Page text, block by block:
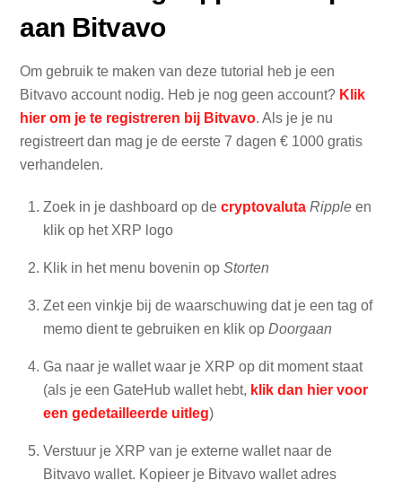
aan Bitvavo
Om gebruik te maken van deze tutorial heb je een
Bitvavo account nodig. Heb je nog geen account? Klik
hier om je te registreren bij Bitvavo. Als je je nu
registreert dan mag je de eerste 7 dagen € 1000 gratis
verhandelen.
Zoek in je dashboard op de cryptovaluta Ripple en
klik op het XRP logo
Klik in het menu bovenin op Storten
Zet een vinkje bij de waarschuwing dat je een tag of
memo dient te gebruiken en klik op Doorgaan
Ga naar je wallet waar je XRP op dit moment staat
(als je een GateHub wallet hebt, klik dan hier voor
een gedetailleerde uitleg)
Verstuur je XRP van je externe wallet naar de
Bitvavo wallet. Kopieer je Bitvavo wallet adres